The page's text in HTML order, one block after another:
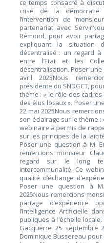
ce temps consacré à
crise de la
l’intervention de
partenariat avec
Rémond, pour avoir
expliquant la situation
décentralisé : un regard
entre l’Etat et les
décentralisation. Poser
avril 2025Nous
présidente du SNDGCT,
thème : « le rôle des
des élus locaux ». Poser
22 mai 2025Nous
son éclairage sur le thème :
webinaire a permis de
sur les principes de la
Poser une question à M.
remercions monsieur
regard sur le long
intercommunalité. Ce
qualité d’échange
Poser une question à
2025Nous remercions
partage d’expérience
l’Intelligence Artificielle
publiques à l’échelle
Gacquerre 25 septembre
Dominique Bussereau